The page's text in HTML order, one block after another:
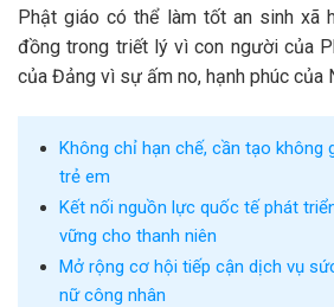
Phật giáo có thể làm tốt an sinh xã
đồng trong triết lý vì con người của
của Đảng vì sự ấm no, hạnh phúc của
Không chỉ hạn chế, cần tạo không
trẻ em
Kết nối nguồn lực quốc tế phát
vững cho thanh niên
Mở rộng cơ hội tiếp cận dịch vụ
nữ công nhân